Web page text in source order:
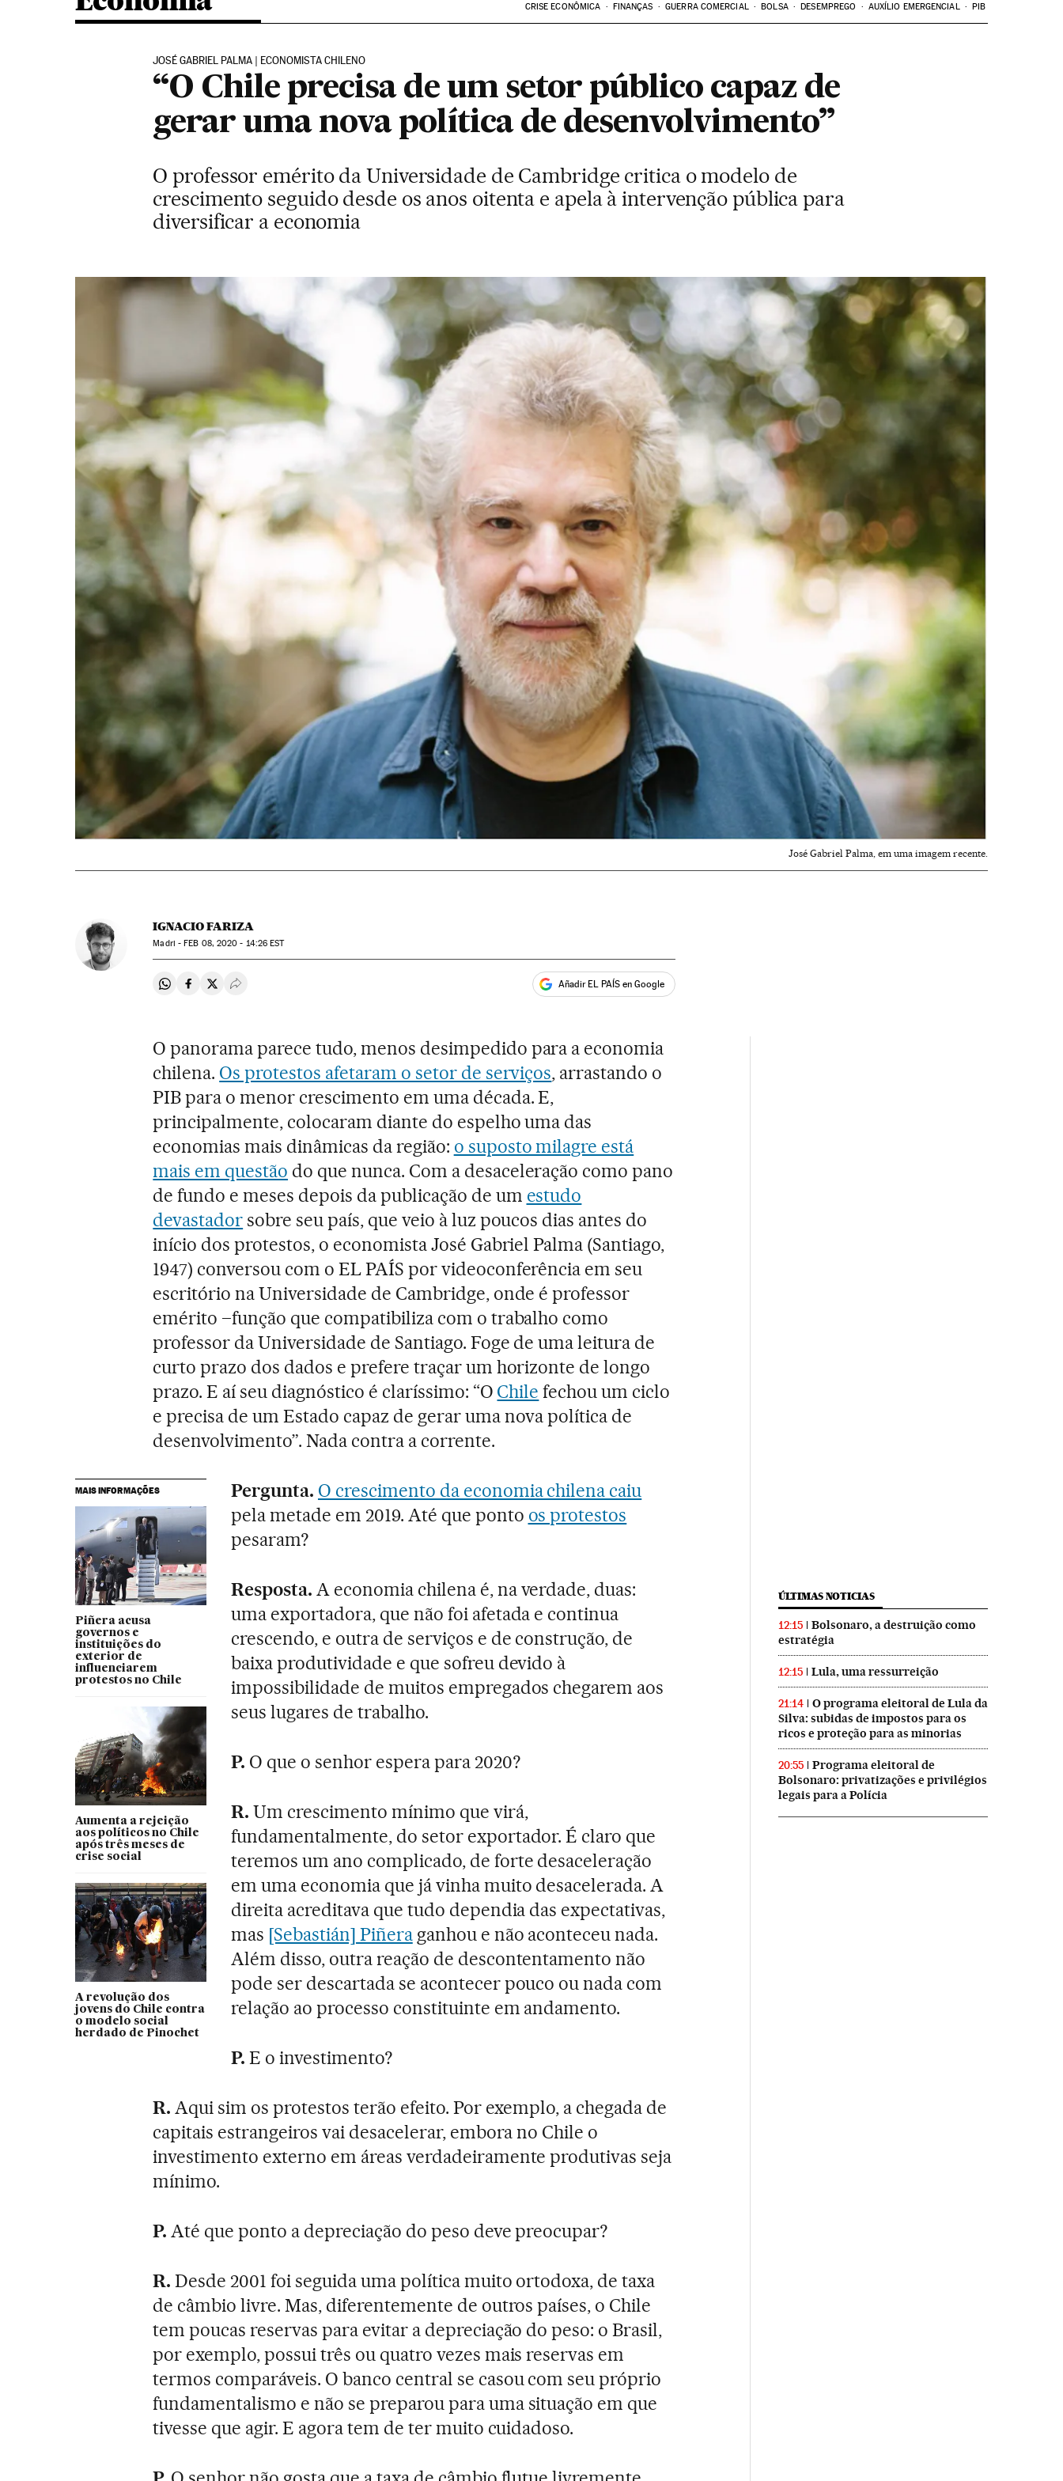
CRISE ECONÔMICA FINANÇAS GUERRA COMERCIAL BOLSA DESEMPREGO AUXÍLIO EMERGENCIAL PIB
JOSÉ GABRIEL PALMA | ECONOMISTA CHILENO
“O Chile precisa de um setor público capaz de
gerar uma nova política de desenvolvimento”
O professor emérito da Universidade de Cambridge critica o modelo de
crescimento seguido desde os anos oitenta e apela à intervenção pública para
diversificar a economia
José Gabriel Palma, em uma imagem recente.
IGNACIO FARIZA
Madri - FEB 08, 2020 - 14:26 EST
Compartir en Whatsapp
Compartir en Facebook
Compartir en Twitter
Desplegar Redes Sociales Añadir EL PAÍS en Google
O panorama parece tudo, menos desimpedido para a economia
chilena. Os protestos afetaram o setor de serviços, arrastando o
PIB para o menor crescimento em uma década. E,
principalmente, colocaram diante do espelho uma das
economias mais dinâmicas da região: o suposto milagre está
mais em questão do que nunca. Com a desaceleração como pano
de fundo e meses depois da publicação de um estudo
devastador sobre seu país, que veio à luz poucos dias antes do
início dos protestos, o economista José Gabriel Palma (Santiago,
1947) conversou com o EL PAÍS por videoconferência em seu
escritório na Universidade de Cambridge, onde é professor
emérito –função que compatibiliza com o trabalho como
professor da Universidade de Santiago. Foge de uma leitura de
curto prazo dos dados e prefere traçar um horizonte de longo
prazo. E aí seu diagnóstico é claríssimo: “O Chile fechou um ciclo
e precisa de um Estado capaz de gerar uma nova política de
desenvolvimento”. Nada contra a corrente.
MAIS INFORMAÇÕES
Piñera acusa
governos e
instituições do
exterior de
influenciarem
protestos no Chile
Aumenta a rejeição
aos políticos no Chile
após três meses de
crise social
A revolução dos
jovens do Chile contra
o modelo social
herdado de Pinochet
Pergunta. O crescimento da economia chilena caiu
pela metade em 2019. Até que ponto os protestos
pesaram?
Resposta. A economia chilena é, na verdade, duas:
uma exportadora, que não foi afetada e continua
crescendo, e outra de serviços e de construção, de
baixa produtividade e que sofreu devido à
impossibilidade de muitos empregados chegarem aos
seus lugares de trabalho.
P. O que o senhor espera para 2020?
R. Um crescimento mínimo que virá,
fundamentalmente, do setor exportador. É claro que
teremos um ano complicado, de forte desaceleração
em uma economia que já vinha muito desacelerada. A
direita acreditava que tudo dependia das expectativas,
mas [Sebastián] Piñeraganhou e não aconteceu nada.
Além disso, outra reação de descontentamento não
pode ser descartada se acontecer pouco ou nada com
relação ao processo constituinte em andamento.
P. E o investimento?
R. Aqui sim os protestos terão efeito. Por exemplo, a chegada de
capitais estrangeiros vai desacelerar, embora no Chile o
investimento externo em áreas verdadeiramente produtivas seja
mínimo.
P. Até que ponto a depreciação do peso deve preocupar?
R. Desde 2001 foi seguida uma política muito ortodoxa, de taxa
de câmbio livre. Mas, diferentemente de outros países, o Chile
tem poucas reservas para evitar a depreciação do peso: o Brasil,
por exemplo, possui três ou quatro vezes mais reservas em
termos comparáveis. O banco central se casou com seu próprio
fundamentalismo e não se preparou para uma situação em que
tivesse que agir. E agora tem de ter muito cuidadoso.
ÚLTIMAS NOTICIAS
12:15
Bolsonaro, a destruição como
estratégia
12:15 Lula, uma ressurreição
21:14
O programa eleitoral de Lula da
Silva: subidas de impostos para os
ricos e proteção para as minorias
20:55
Programa eleitoral de
Bolsonaro: privatizações e privilégios
legais para a Polícia